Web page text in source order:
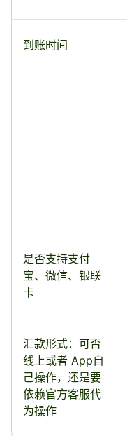
到账时间
是否支持支付
宝、微信、银联
卡
汇款形式：可否
线上或者 App自
己操作，还是要
依赖官方客服代
为操作